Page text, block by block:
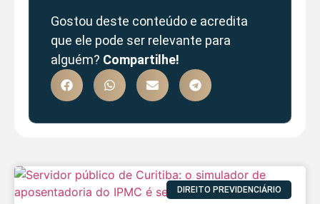
Gostou deste conteúdo e acredita
que ele pode ser relevante para
alguém? Compartilhe!
DIREITO PREVIDENCIÁRIO